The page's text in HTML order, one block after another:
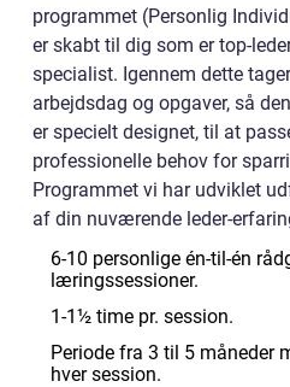
programmet (Personlig
er skabt til dig som er top-
specialist. Igennem dette
arbejdsdag og opgaver, så
er specielt designet, til at
professionelle behov for
Programmet vi har udviklet
af din nuværende leder-
6-10 personlige én-til-én
læringssessioner.
1-1½ time pr. session.
Periode fra 3 til 5 måneder
hver session.